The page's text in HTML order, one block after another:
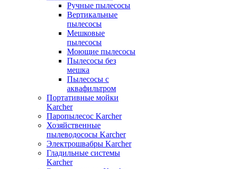
Ручные пылесосы
Вертикальные
пылесосы
Мешковые
пылесосы
Моющие пылесосы
Пылесосы без
мешка
Пылесосы с
аквафильтром
Портативные мойки
Karcher
Паропылесос Karcher
Хозяйственные
пылеводососы Karcher
Электрошвабры Karcher
Гладильные системы
Karcher